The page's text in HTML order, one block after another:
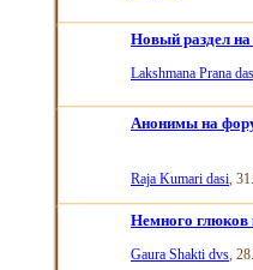
Новый раздел
Lakshmana Prana das
Анонимы на
Raja Kumari dasi,
Немного глюков
Gaura Shakti dvs,